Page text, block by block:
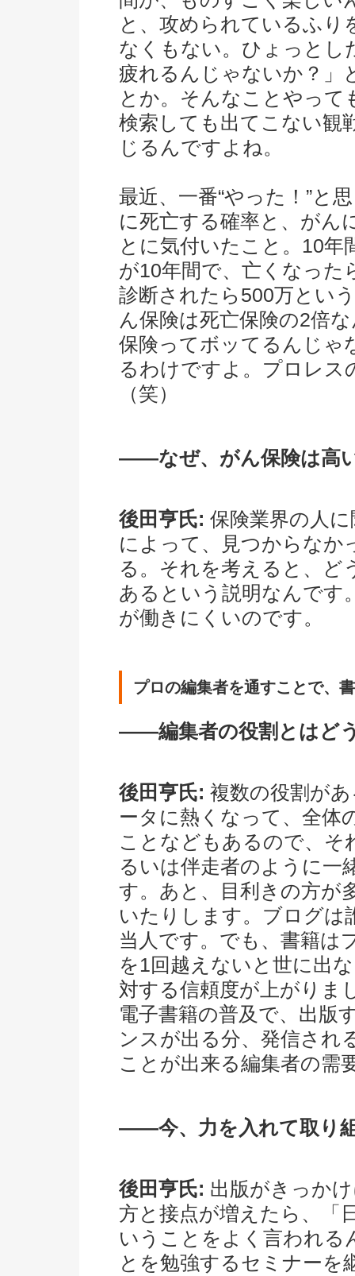
と、攻められているふり
なくもない。ひょっとし
疲れるんじゃないか？」
とか。そんなことやっ
検索しても出てこない観
じるんですよね。
最近、一番“やった！”と
に死亡する確率と、がん
とに気付いたこと。10年
が10年間で、亡くなった
診断されたら500万とい
ん保険は死亡保険の2倍
保険ってボッてるんじゃ
るわけですよ。プロレス
（笑）
――なぜ、がん保険は高
後田亨氏: 保険業界の人
によって、見つからなか
る。それを考えると、ど
あるという説明なんです
が働きにくいのです。
プロの編集者を通すことで、
――編集者の役割とはど
後田亨氏: 複数の役割が
ータに熱くなって、全体
ことなどもあるので、そ
るいは伴走者のように一
す。あと、目利きの方が
いたりします。ブログは
当人です。でも、書籍は
を1回越えないと世に出
対する信頼度が上がりま
電子書籍の普及で、出版
ンスが出る分、発信され
ことが出来る編集者の需
――今、力を入れて取り
後田亨氏: 出版がきっか
方と接点が増えたら、「
いうことをよく言われる
とを勉強するセミナーを